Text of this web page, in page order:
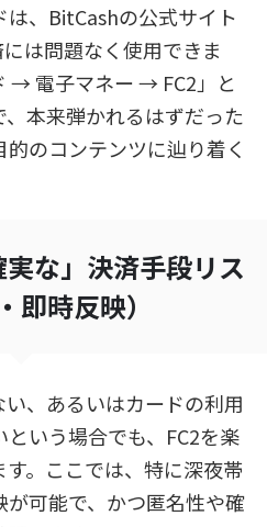
、BitCashの公式サイト
は問題なく使用できま
→ 電子マネー → FC2」と
本来弾かれるはずだった
のコンテンツに辿り着く
な」決済手段リス
即時反映）
、あるいはカードの利用
いう場合でも、FC2を楽
。ここでは、特に深夜帯
可能で、かつ匿名性や確